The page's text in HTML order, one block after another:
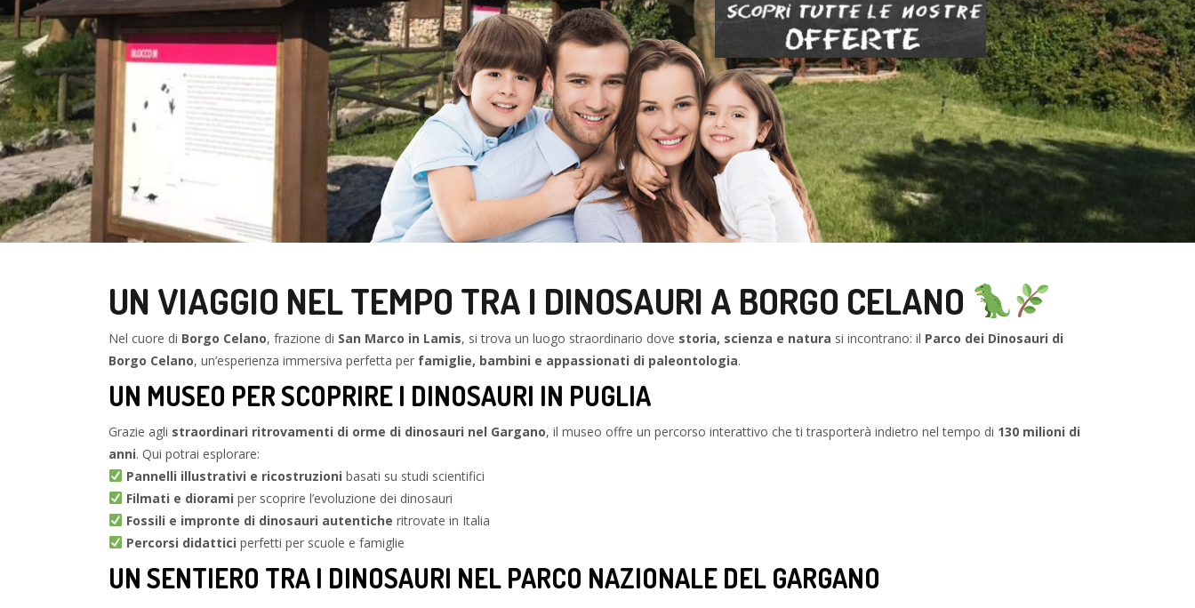
UN VIAGGIO NEL TEMPO TRA I DINOSAURI A BORGO CELANO
Nel cuore di Borgo Celano, frazione di San Marco in Lamis, si trova un luogo straordinario dove storia, scienza e natura si incontrano: il Parco dei Dinosauri di
Borgo Celano, un’esperienza immersiva perfetta per famiglie, bambini e appassionati di paleontologia.
UN MUSEO PER SCOPRIRE I DINOSAURI IN PUGLIA
Grazie agli straordinari ritrovamenti di orme di dinosauri nel Gargano, il museo offre un percorso interattivo che ti trasporterà indietro nel tempo di 130 milioni di
anni. Qui potrai esplorare:
Pannelli illustrativi e ricostruzioni basati su studi scientifici
Filmati e diorami per scoprire l’evoluzione dei dinosauri
Fossili e impronte di dinosauri autentiche ritrovate in Italia
Percorsi didattici perfetti per scuole e famiglie
UN SENTIERO TRA I DINOSAURI NEL PARCO NAZIONALE DEL GARGANO